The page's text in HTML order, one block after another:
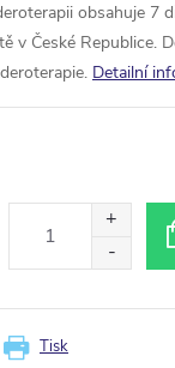
obsahuje 7
v České Republice.
Detailní
Tisk